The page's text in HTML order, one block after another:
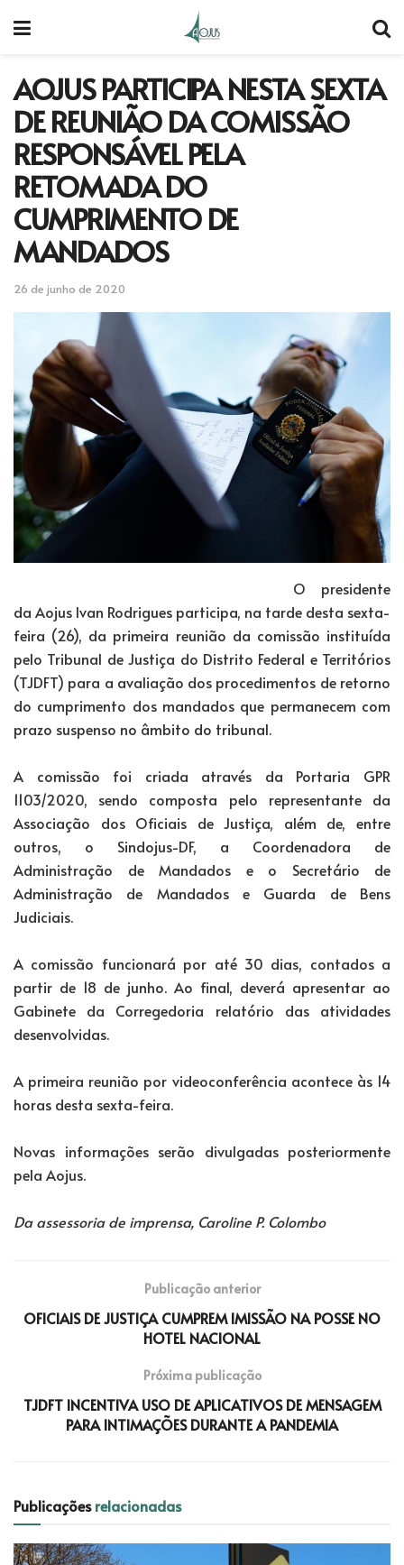
AOJUS PARTICIPA NESTA SEXTA
DE REUNIÃO DA COMISSÃO
RESPONSÁVEL PELA
RETOMADA DO
CUMPRIMENTO DE
MANDADOS
26 de junho de 2020
O presidente
da Aojus Ivan Rodrigues participa, na tarde desta sexta-
feira (26), da primeira reunião da comissão instituída
pelo Tribunal de Justiça do Distrito Federal e Territórios
(TJDFT) para a avaliação dos procedimentos de retorno
do cumprimento dos mandados que permanecem com
prazo suspenso no âmbito do tribunal.
A comissão foi criada através da Portaria GPR
1103/2020, sendo composta pelo representante da
Associação dos Oficiais de Justiça, além de, entre
outros, o Sindojus-DF, a Coordenadora de
Administração de Mandados e o Secretário de
Administração de Mandados e Guarda de Bens
Judiciais.
A comissão funcionará por até 30 dias, contados a
partir de 18 de junho. Ao final, deverá apresentar ao
Gabinete da Corregedoria relatório das atividades
desenvolvidas.
A primeira reunião por videoconferência acontece às 14
horas desta sexta-feira.
Novas informações serão divulgadas posteriormente
pela Aojus.
Da assessoria de imprensa, Caroline P. Colombo
Publicação anterior
OFICIAIS DE JUSTIÇA CUMPREM IMISSÃO NA POSSE NO
HOTEL NACIONAL
Próxima publicação
TJDFT INCENTIVA USO DE APLICATIVOS DE MENSAGEM
PARA INTIMAÇÕES DURANTE A PANDEMIA
Publicaçõesrelacionadas